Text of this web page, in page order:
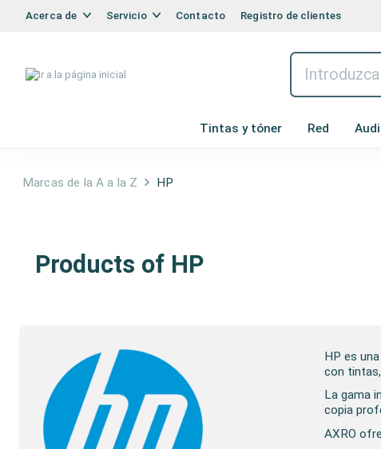
Acerca de Servicio Contacto Registro de clientes
Tintas y tóner Red
Marcas de la A a la Z HP
Products of HP
HP es
con
La gama
copia
AXRO